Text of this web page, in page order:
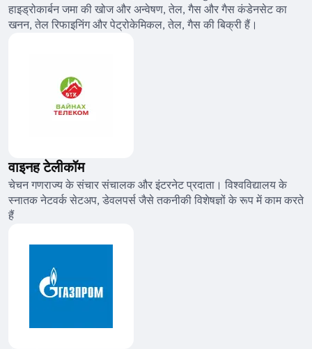
हाइड्रोकार्बन जमा की खोज और अन्वेषण, तेल, गैस और गैस कंडेनसेट का
खनन, तेल रिफाइनिंग और पेट्रोकेमिकल, तेल, गैस की बिक्री हैं।
वाइनह टेलीकॉम
चेचन गणराज्य के संचार संचालक और इंटरनेट प्रदाता। विश्वविद्यालय के
स्नातक नेटवर्क सेटअप, डेवलपर्स जैसे तकनीकी विशेषज्ञों के रूप में काम करते
हैं